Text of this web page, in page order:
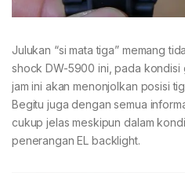
Julukan “si mata tiga” memang
shock DW-5900 ini, pada
jam ini akan menonjolkan posisi
Begitu juga dengan semua
cukup jelas meskipun dalam
penerangan EL backlight.